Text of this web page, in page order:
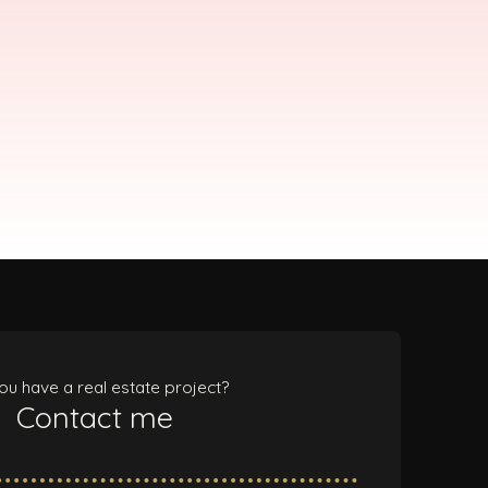
have a real estate project?
Contact me